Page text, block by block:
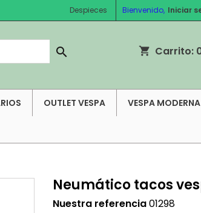
Bienvenido, Iniciar
Despieces
shopping_cart Carrito:

OUTLET VESPA VESPA MODERNA
Neumático tacos
Nuestra referencia01298